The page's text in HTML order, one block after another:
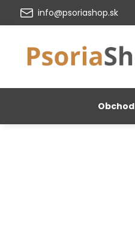
info@psoriashop.sk
Obchod